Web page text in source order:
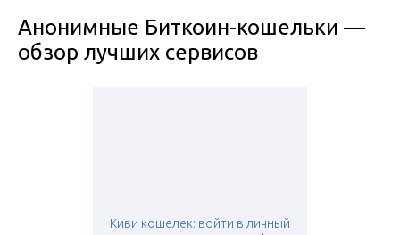
Анонимные Биткоин-кошельки —
обзор лучших сервисов
Киви кошелек: войти в личный